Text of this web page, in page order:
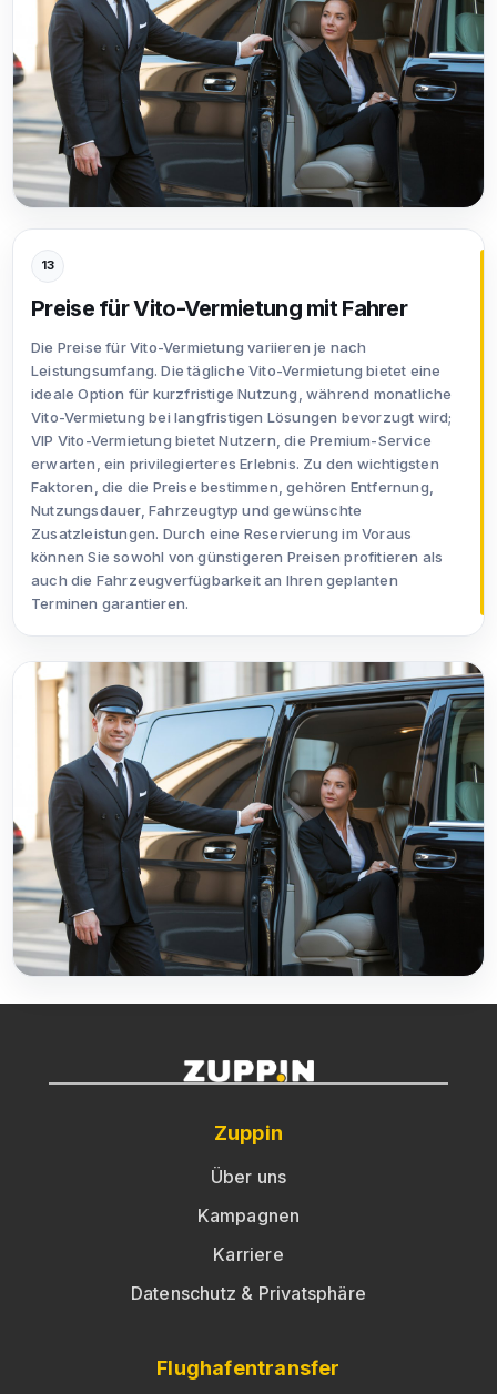
13
Preise für Vito-Vermietung mit Fahrer
Die Preise für Vito-Vermietung variieren je nach
Leistungsumfang. Die tägliche Vito-Vermietung bietet eine
ideale Option für kurzfristige Nutzung, während monatliche
Vito-Vermietung bei langfristigen Lösungen bevorzugt wird;
VIP Vito-Vermietung bietet Nutzern, die Premium-Service
erwarten, ein privilegierteres Erlebnis. Zu den wichtigsten
Faktoren, die die Preise bestimmen, gehören Entfernung,
Nutzungsdauer, Fahrzeugtyp und gewünschte
Zusatzleistungen. Durch eine Reservierung im Voraus
können Sie sowohl von günstigeren Preisen profitieren als
auch die Fahrzeugverfügbarkeit an Ihren geplanten
Terminen garantieren.
Zuppin
Über uns
Kampagnen
Karriere
Datenschutz & Privatsphäre
Flughafentransfer